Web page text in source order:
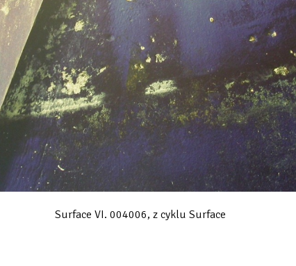
Surface VI. 004006, z cyklu Surface